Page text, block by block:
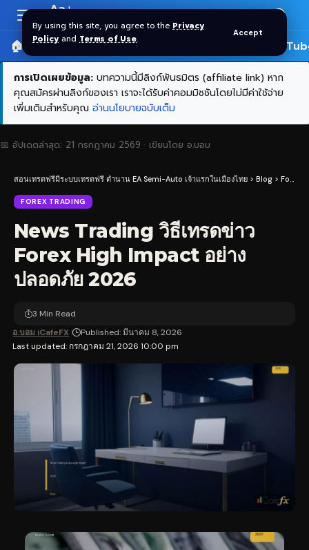
By using this site, you agree to the Privacy
Policy and Terms of Use.
Accept
Resizer
Aa
🏠 หน้าแรก ราคาทอง SPDR 🎬
การเปิดเผยข้อมูล: บทความนี้มีลิงก์พันธมิตร (affiliate link) หาก
คุณสมัครผ่านลิงก์ของเรา เราจะได้รับค่าคอมมิชชันโดยไม่มีค่าใช้จ่าย
เพิ่มเติมสำหรับคุณ อ่านนโยบายฉบับเต็ม
📅 อัปเดตล่าสุด: 21 กรกฎาคม 2569 · เขียนโดย อ.บอม
สอนเทรดฟรีมีระบบเทรดฟรี ตำนาน EA Semi-Auto เจ้าแรกในเมืองไทย > Blog > Forex Trading
FOREX TRADING
News Trading วิธีเทรดข่าว
Forex High Impact อย่าง
ปลอดภัย 2026
Last updated: กรกฎาคม 21, 2026 10:00 pm
อ.บอม iCafeFX Published: มีนาคม 8, 2026
3 Min Read